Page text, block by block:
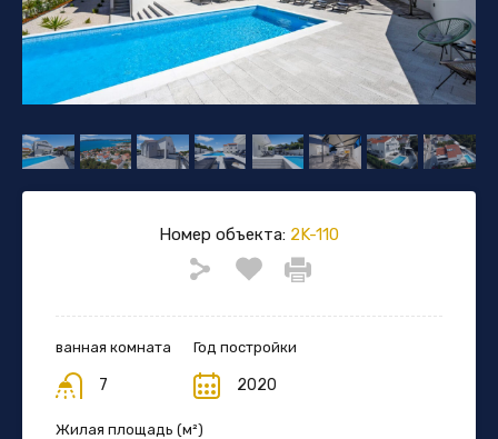
Номер объекта: 2K-110
ванная комната
7
Год постройки
2020
Жилая площадь (м²)